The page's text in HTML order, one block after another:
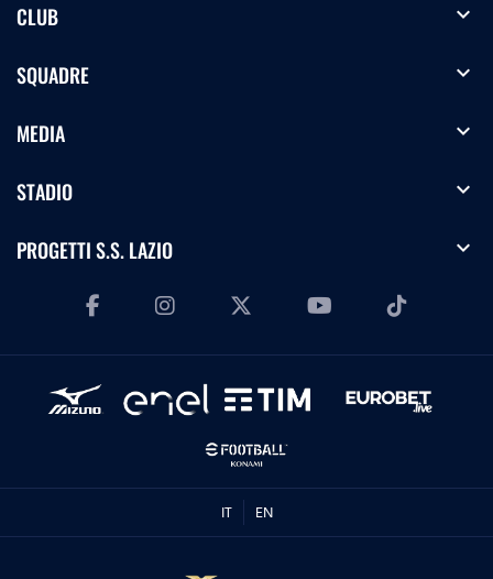
CLUB expand_more
SQUADRE expand_more
MEDIA expand_more
STADIO expand_more
PROGETTI S.S. LAZIO expand_more
IT EN